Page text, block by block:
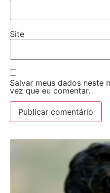
Site
Salvar meus dados neste
vez que eu comentar.